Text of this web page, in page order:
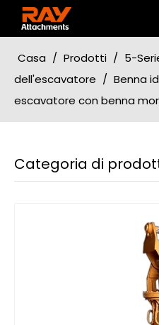
Casa / Prodotti / 5-
dell'escavatore / Benna
escavatore con benna
Categoria di